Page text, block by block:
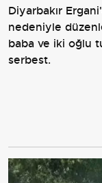
Diyarbakır
nedeniyle
baba ve iki oğlu
serbest.